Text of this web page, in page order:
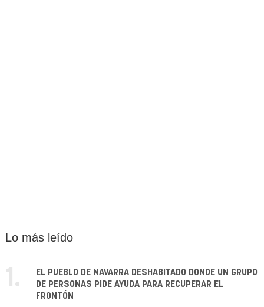
Lo más leído
1.
EL PUEBLO DE NAVARRA DESHABITADO DONDE UN GRUPO
DE PERSONAS PIDE AYUDA PARA RECUPERAR EL
FRONTÓN